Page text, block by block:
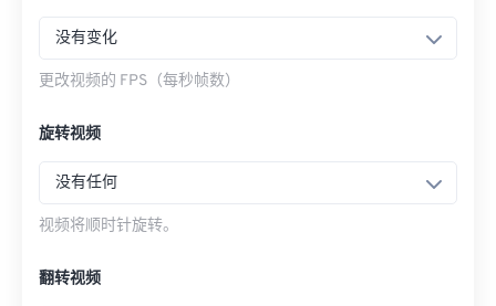
没有变化
更改视频的 FPS（每秒帧数）
旋转视频
没有任何
视频将顺时针旋转。
翻转视频